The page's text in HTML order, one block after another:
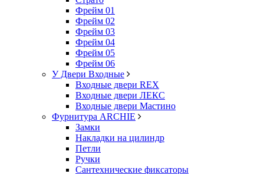
Фрейм 01
Фрейм 02
Фрейм 03
Фрейм 04
Фрейм 05
Фрейм 06
У Двери Входные
Входные двери REX
Входные двери ЛЕКС
Входные двери Мастино
Фурнитура ARCHIE
Замки
Накладки на цилиндр
Петли
Ручки
Сантехнические фиксаторы